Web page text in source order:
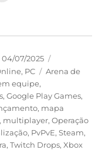
Publicado
em
04/07/2025
, PC Tags
Arena de
equipe,
,Google Play Games,
, mapa
, multiplayer,Operação
, PvPvE,Steam,
,Twitch Drops,Xbox